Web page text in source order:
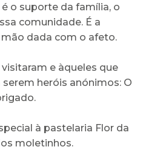
o suporte da família, o
comunidade. É a
dada com o afeto.
e àqueles que
heróis anónimos: O
à pastelaria Flor da
moletinhos.